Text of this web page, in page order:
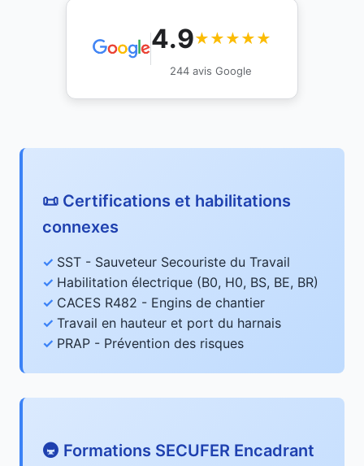
4.9★★★★★
244 avis Google
📜 Certifications et habilitations
connexes
SST - Sauveteur Secouriste du Travail
Habilitation électrique (B0, H0, BS, BE, BR)
CACES R482 - Engins de chantier
Travail en hauteur et port du harnais
PRAP - Prévention des risques
🚇 Formations SECUFER Encadrant